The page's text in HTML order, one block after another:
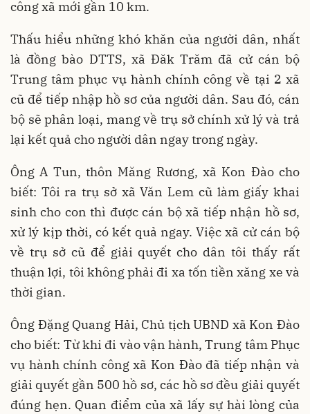
công xã mới gần 10 km.
Thấu hiểu những khó khăn của người dân, nhất
là đồng bào DTTS, xã Đăk Trăm đã cử cán bộ
Trung tâm phục vụ hành chính công về tại 2 xã
cũ để tiếp nhập hồ sơ của người dân. Sau đó, cán
bộ sẽ phân loại, mang về trụ sở chính xử lý và trả
lại kết quả cho người dân ngay trong ngày.
Ông A Tun, thôn Măng Rương, xã Kon Đào cho
biết: Tôi ra trụ sở xã Văn Lem cũ làm giấy khai
sinh cho con thì được cán bộ xã tiếp nhận hồ sơ,
xử lý kịp thời, có kết quả ngay. Việc xã cử cán bộ
về trụ sở cũ để giải quyết cho dân tôi thấy rất
thuận lợi, tôi không phải đi xa tốn tiền xăng xe và
thời gian.
Ông Đặng Quang Hải, Chủ tịch UBND xã Kon Đào
cho biết: Từ khi đi vào vận hành, Trung tâm Phục
vụ hành chính công xã Kon Đào đã tiếp nhận và
giải quyết gần 500 hồ sơ, các hồ sơ đều giải quyết
đúng hẹn. Quan điểm của xã lấy sự hài lòng của